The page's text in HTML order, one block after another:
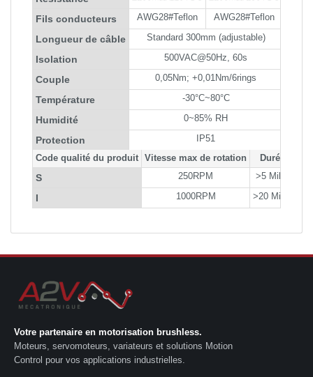
Fils conducteurs AWG28#Teflon AWG28#Teflon
Longueur de câble Standard 300mm (adjustable)
Isolation 500VAC@50Hz, 60s
Couple 0,05Nm; +0,01Nm/6rings
Température -30°C~80°C
Humidité 0~85% RH
Protection
IP51
Code qualité du produit
Vitesse max de rotation Durée de vie
S 250RPM >5 Million
I 1000RPM >20 Million
Votre partenaire en motorisation brushless.
Moteurs, servomoteurs, variateurs et solutions Motion
Control pour vos applications industrielles.